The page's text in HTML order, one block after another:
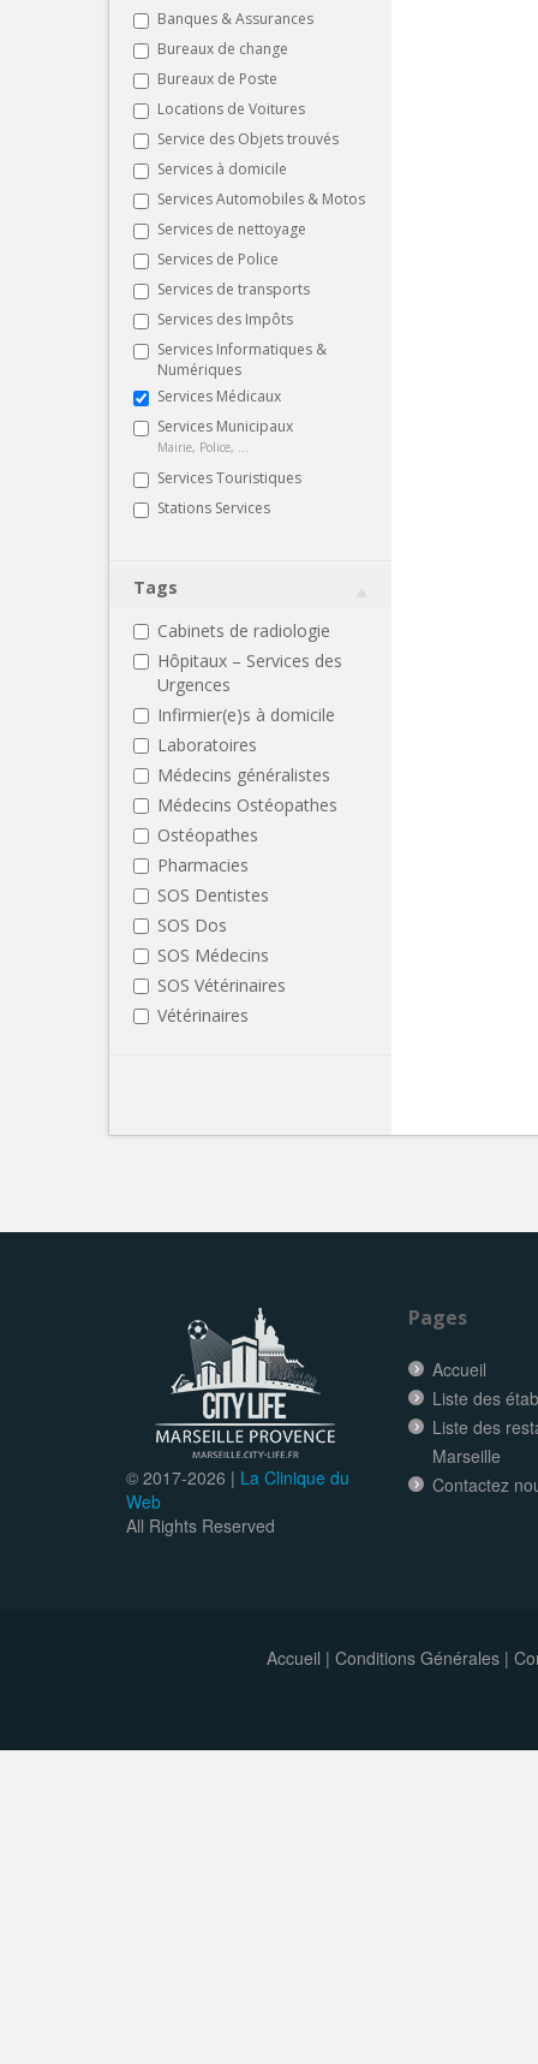
Banques & Assurances
Bureaux de change
Bureaux de Poste
Locations de Voitures
Service des Objets trouvés
Services à domicile
Services Automobiles & Motos
Services de nettoyage
Services de Police
Services de transports
Services des Impôts
Services Informatiques &
Numériques
Services Médicaux
Services Municipaux
Mairie, Police, ...
Services Touristiques
Stations Services
Tags
Cabinets de radiologie
Hôpitaux – Services des
Urgences
Infirmier(e)s à domicile
Laboratoires
Médecins généralistes
Médecins Ostéopathes
Ostéopathes
Pharmacies
SOS Dentistes
SOS Dos
SOS Médecins
SOS Vétérinaires
Vétérinaires
© 2017-2026 | La Clinique du
Web
All Rights Reserved
Pages
Accueil
Liste des
Liste des
Marseille
Contactez
Accueil | Conditions Générales|